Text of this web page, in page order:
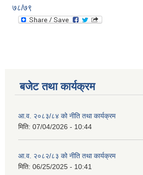
७८/७९
बजेट तथा कार्यक्रम
आ.व. २०८३/८४ को नीति तथा कार्यक्रम
मिति: 07/04/2026 - 10:44
आ.व. २०८२/८३ को नीति तथा कार्यक्रम
मिति: 06/25/2025 - 10:41